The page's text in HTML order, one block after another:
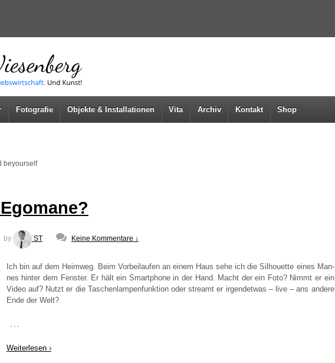
Fotografie Objekte & Installationen Vita Archiv Kontakt Shop
beyourself
by ST Keine Kommentare ↓
Ich bin auf dem Heim­weg. Beim Vor­bei­lau­fen an einem Haus sehe ich die Sil­hou­et­te eines Man­
nes hin­ter dem Fens­ter. Er hält ein Smart­phone in der Hand. Macht der ein Foto? Nimmt er ein
Video auf? Nutzt er die Taschen­lam­pen­funk­ti­on oder streamt er irgend­et­was – live – ans ande­re
Ende der Welt?
…
Wei­ter­le­sen ›